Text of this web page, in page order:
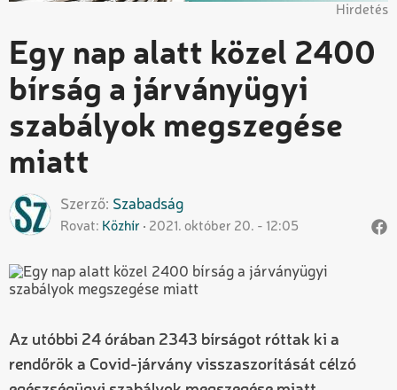
Hirdetés
Egy nap alatt közel 2400
bírság a járványügyi
szabályok megszegése
miatt
Szerző Szabadság
Rovat Közhír 2021. október 20. - 12:05
Az utóbbi 24 órában 2343 bírságot róttak ki a
rendőrök a Covid-járvány visszaszorítását célzó